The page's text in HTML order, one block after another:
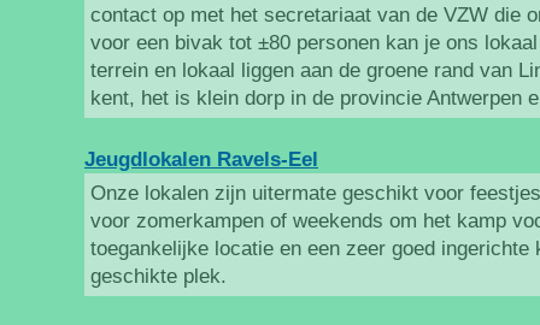
contact op met het secretariaat van de VZW die
voor een bivak tot ±80 personen kan je ons
terrein en lokaal liggen aan de groene rand van
kent, het is klein dorp in de provincie Antwerpen
Jeugdlokalen Ravels-Eel
Onze lokalen zijn uitermate geschikt voor
voor zomerkampen of weekends om het kamp
toegankelijke locatie en een zeer goed ingerichte
geschikte plek. ​